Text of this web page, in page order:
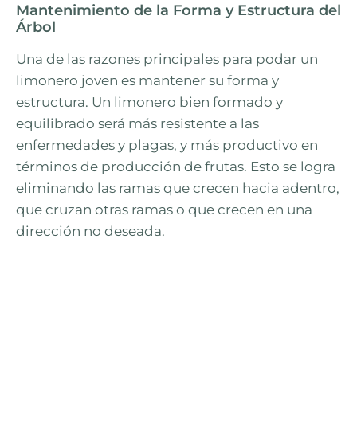
Mantenimiento de la Forma y Estructura del
Árbol
Una de las razones principales para podar un
limonero joven es mantener su forma y
estructura. Un limonero bien formado y
equilibrado será más resistente a las
enfermedades y plagas, y más productivo en
términos de producción de frutas. Esto se logra
eliminando las ramas que crecen hacia adentro,
que cruzan otras ramas o que crecen en una
dirección no deseada.